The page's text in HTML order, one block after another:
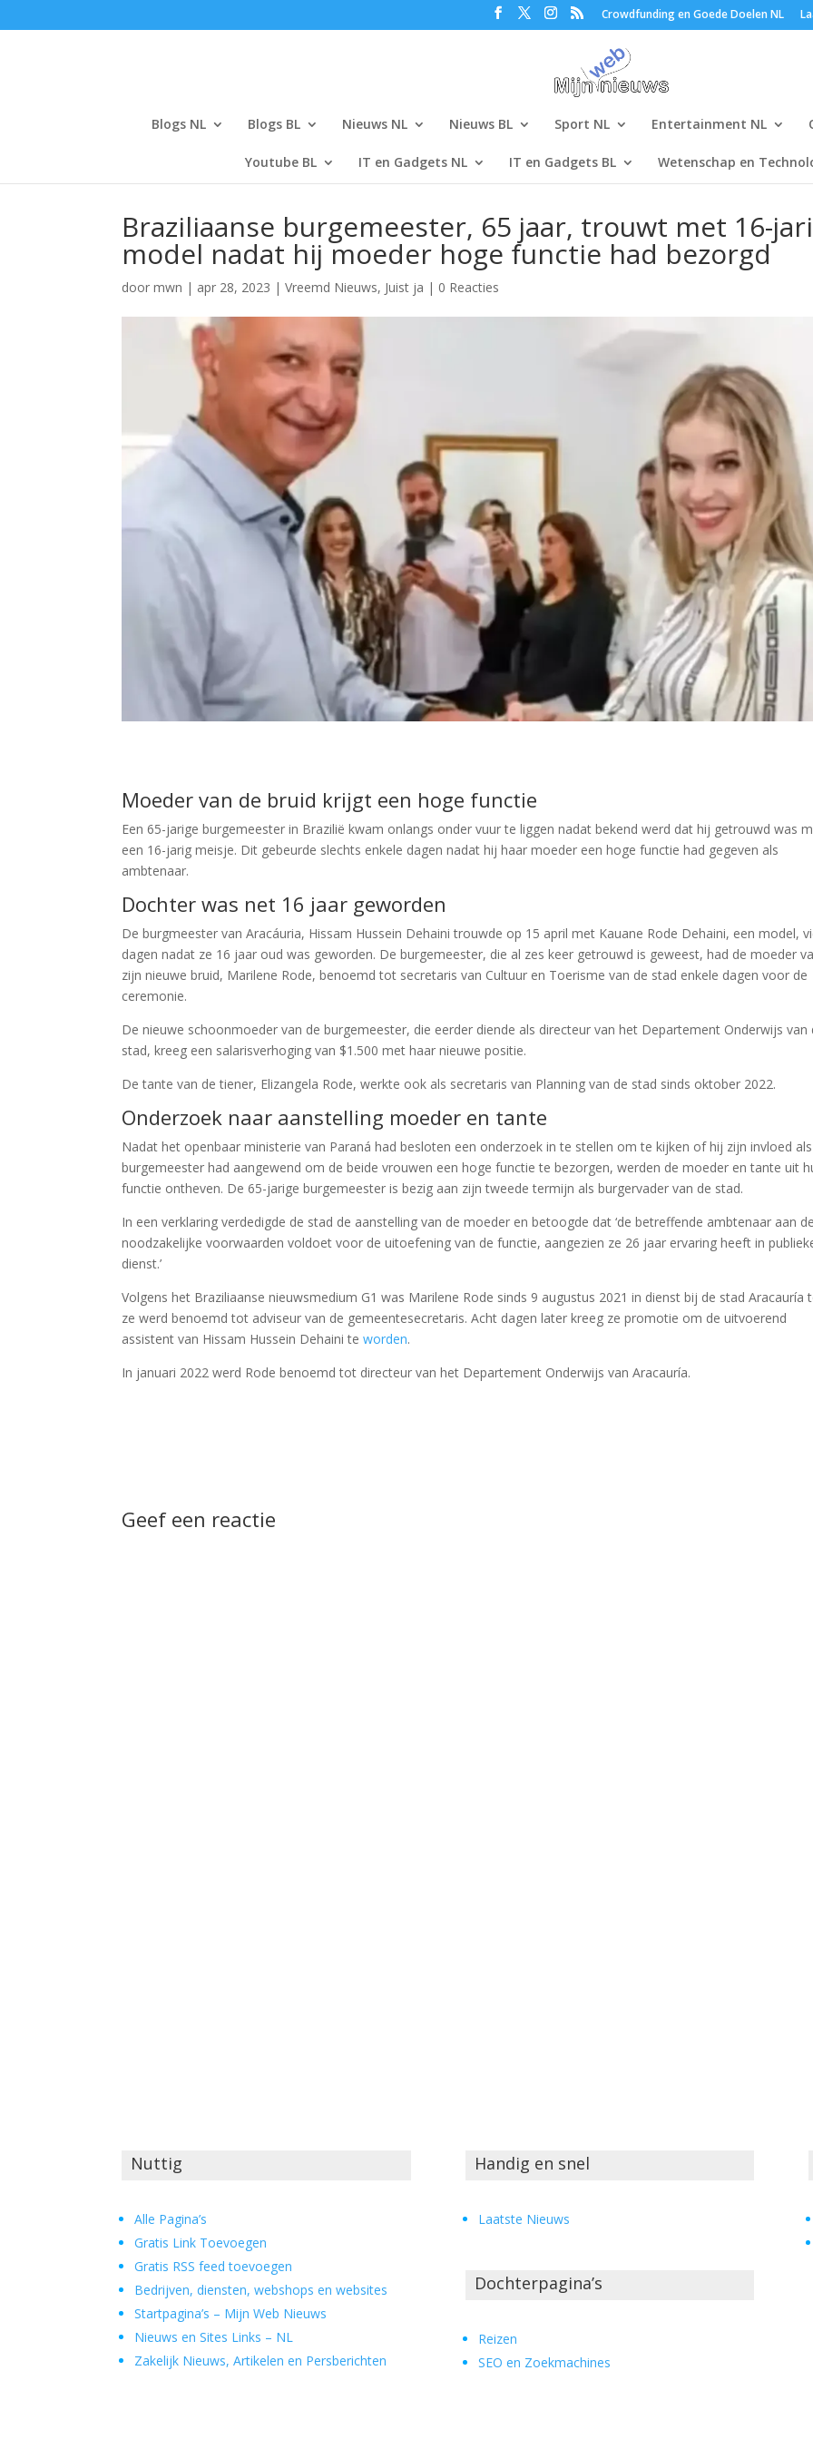
Crowdfunding en Goede Doelen NL
Blogs NL Blogs BL Nieuws NL Nieuws BL Sport NL Entertainment NL
Youtube BL IT en Gadgets NL IT en Gadgets BL Wetenschap en
Braziliaanse burgemeester, 65 jaar, trouwt met 16-
model nadat hij moeder hoge functie had bezorgd
doormwn | apr 28, 2023 |Vreemd Nieuws, Juist ja | 0 Reacties
Moeder van de bruid krijgt een hoge functie
Een 65-jarige burgemeester in Brazilië kwam onlangs onder vuur te liggen nadat bekend werd dat hij getrouwd was
een 16-jarig meisje. Dit gebeurde slechts enkele dagen nadat hij haar moeder een hoge functie had gegeven als
ambtenaar.
Dochter was net 16 jaar geworden
De burgmeester van Aracáuria, Hissam Hussein Dehaini trouwde op 15 april met Kauane Rode Dehaini, een model,
dagen nadat ze 16 jaar oud was geworden. De burgemeester, die al zes keer getrouwd is geweest, had de moeder
zijn nieuwe bruid, Marilene Rode, benoemd tot secretaris van Cultuur en Toerisme van de stad enkele dagen voor de
ceremonie.
De nieuwe schoonmoeder van de burgemeester, die eerder diende als directeur van het Departement Onderwijs van
stad, kreeg een salarisverhoging van $1.500 met haar nieuwe positie.
De tante van de tiener, Elizangela Rode, werkte ook als secretaris van Planning van de stad sinds oktober 2022.
Onderzoek naar aanstelling moeder en tante
Nadat het openbaar ministerie van Paraná had besloten een onderzoek in te stellen om te kijken of hij zijn invloed als
burgemeester had aangewend om de beide vrouwen een hoge functie te bezorgen, werden de moeder en tante uit
functie ontheven. De 65-jarige burgemeester is bezig aan zijn tweede termijn als burgervader van de stad.
In een verklaring verdedigde de stad de aanstelling van de moeder en betoogde dat ‘de betreffende ambtenaar aan de
noodzakelijke voorwaarden voldoet voor de uitoefening van de functie, aangezien ze 26 jaar ervaring heeft in
dienst.’
Volgens het Braziliaanse nieuwsmedium G1 was Marilene Rode sinds 9 augustus 2021 in dienst bij de stad Aracauría
ze werd benoemd tot adviseur van de gemeentesecretaris. Acht dagen later kreeg ze promotie om de uitvoerend
assistent van Hissam Hussein Dehaini teworden.
In januari 2022 werd Rode benoemd tot directeur van het Departement Onderwijs van Aracauría.
Geef een reactie
Nuttig
Alle Pagina’s
Gratis Link Toevoegen
Gratis RSS feed toevoegen
Bedrijven, diensten, webshops en websites
Startpagina’s – Mijn Web Nieuws
Nieuws en Sites Links – NL
Zakelijk Nieuws, Artikelen en Persberichten
Handig en snel
Laatste Nieuws
Dochterpagina’s
Reizen
SEO en Zoekmachines